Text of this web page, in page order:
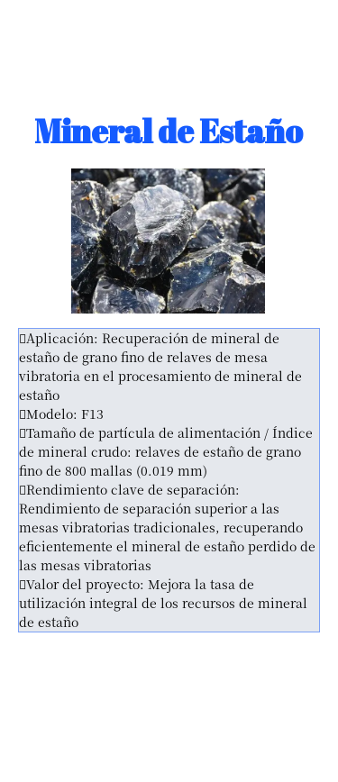
Mineral de Estaño
Aplicación: Recuperación de mineral de
estaño de grano fino de relaves de mesa
vibratoria en el procesamiento de mineral de
estaño
Modelo: F13
Tamaño de partícula de alimentación / Índice
de mineral crudo: relaves de estaño de grano
fino de 800 mallas (0.019 mm)
Rendimiento clave de separación:
Rendimiento de separación superior a las
mesas vibratorias tradicionales, recuperando
eficientemente el mineral de estaño perdido de
las mesas vibratorias
Valor del proyecto: Mejora la tasa de
utilización integral de los recursos de mineral
de estaño